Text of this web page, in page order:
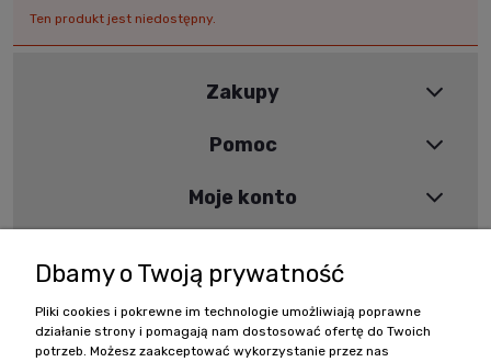
Ten produkt jest niedostępny.
Zakupy
Pomoc
Moje konto
Szybki kontakt
Dbamy o Twoją prywatność
Pliki cookies i pokrewne im technologie umożliwiają poprawne
działanie strony i pomagają nam dostosować ofertę do Twoich
potrzeb. Możesz zaakceptować wykorzystanie przez nas